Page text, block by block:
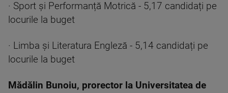
· Sport și Performanță Motrică - 5,17 candidați pe
locurile la buget
· Limba și Literatura Engleză - 5,14 candidați pe
locurile la buget
Mădălin Bunoiu, prorector la Universitatea de